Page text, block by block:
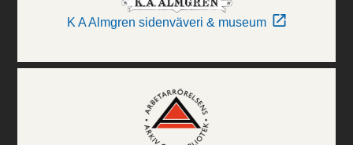
K A Almgren sidenväveri & museum